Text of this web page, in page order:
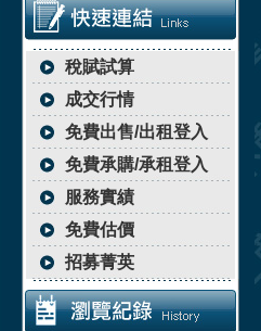
稅賦試算
成交行情
免費出售/出租登入
免費承購/承租登入
服務實績
免費估價
招募菁英